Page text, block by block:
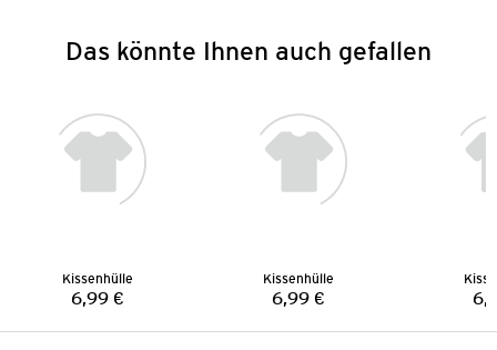
Das könnte Ihnen auch gefallen
Kissenhülle
Preis:
6,99 €
Kissenhülle
Preis:
6,99 €